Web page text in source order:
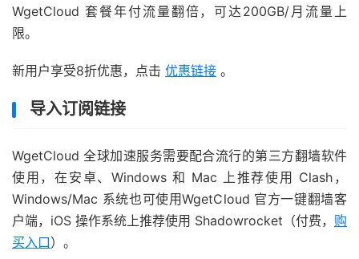
WgetCloud 套餐年付流量翻倍，可达200GB/月流量上
限。
新用户享受8折优惠，点击 优惠链接 。
导入订阅链接
WgetCloud 全球加速服务需要配合流行的第三方翻墙软件
使用，在安卓、Windows 和 Mac 上推荐使用 Clash，
Windows/Mac 系统也可使用WgetCloud 官方一键翻墙客
户端，iOS 操作系统上推荐使用 Shadowrocket（付费， 购
买入口）。